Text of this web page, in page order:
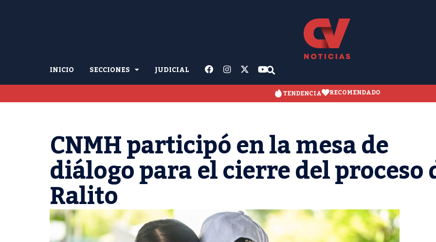
INICIO SECCIONES JUDICIAL
TENDENCIA RECOMENDADO
CNMH participó en la mesa de
diálogo para el cierre del proceso
Ralito